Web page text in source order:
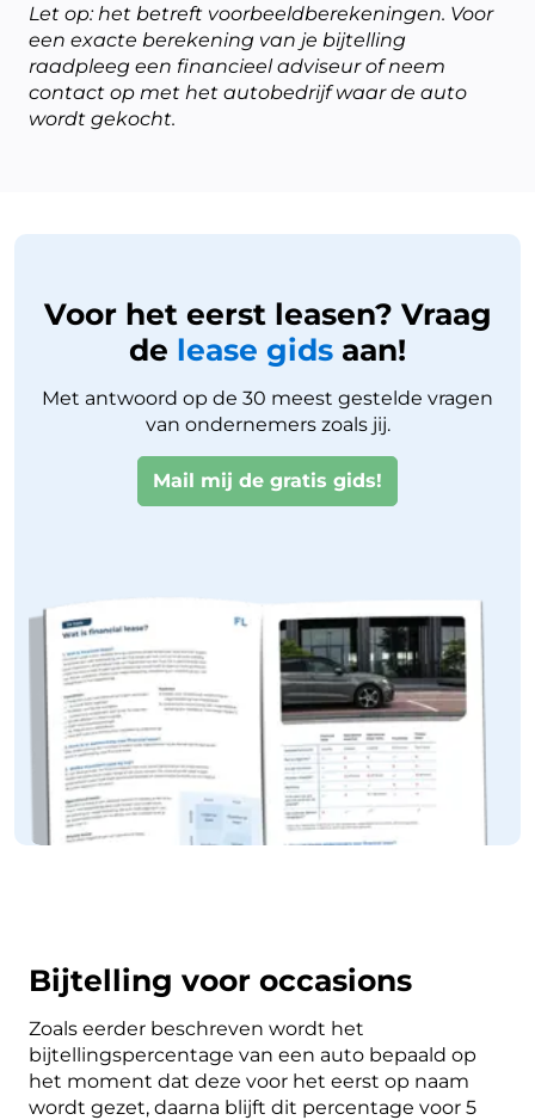
Let op: het betreft voorbeeldberekeningen. Voor
een exacte berekening van je bijtelling
raadpleeg een financieel adviseur of neem
contact op met het autobedrijf waar de auto
wordt gekocht.
Voor het eerst leasen? Vraag
de lease gids aan!
Met antwoord op de 30 meest gestelde vragen
van ondernemers zoals jij.
Mail mij de gratis gids!
Bijtelling voor occasions
Zoals eerder beschreven wordt het
bijtellingspercentage van een auto bepaald op
het moment dat deze voor het eerst op naam
wordt gezet, daarna blijft dit percentage voor 5